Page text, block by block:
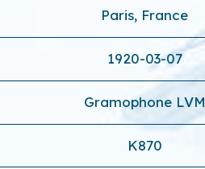
Paris, France
1920-03-07
Gramophone LVM
K870